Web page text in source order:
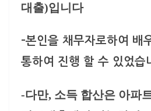
대출)입니다
–본인을 채무자로하여 배
통하여 진행 할 수 있었습
-다만, 소득 합산은 아파